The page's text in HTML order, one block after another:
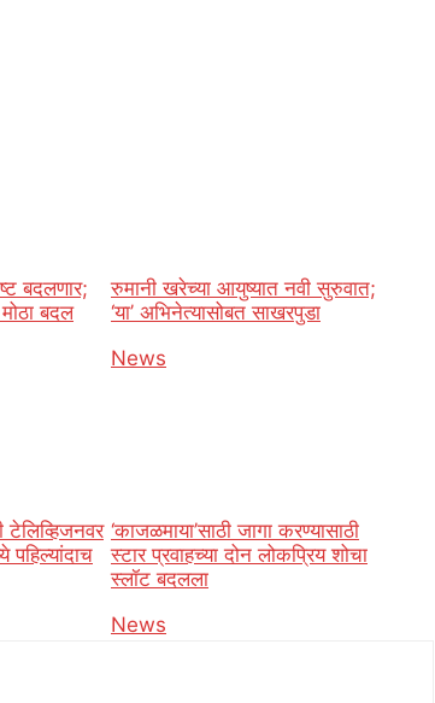
बदलणार;
बदल
रुमानी खरेच्या आयुष्यात नवी सुरुवात;
‘या’ अभिनेत्यासोबत साखरपुडा
In relation to
News
टेलिव्हिजनवर
पहिल्यांदाच
‘काजळमाया’साठी जागा करण्यासाठी
स्टार प्रवाहच्या दोन लोकप्रिय शोचा
स्लॉट बदलला
In relation to
News